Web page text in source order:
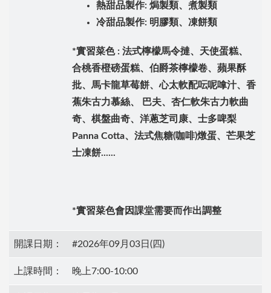
熱甜品製作: 焗製類、煮製類
冷甜品製作: 明膠類、凍餅類
*實習菜色 : 法式檸檬馬令撻、天使蛋糕、
合桃香橙磅蛋糕、伯爵茶檸檬卷、蘋果酥
批、馬卡龍草莓餅、心太軟配呍呢嗱汁、香
蕉朱古力慕絲、 巴夫、杏仁軟朱古力軟曲
奇、棋盤曲奇、洋蔥芝司康、士多啤梨
Panna Cotta、法式焦糖(咖啡)燉蛋、芒果芝
士凍餅......
*實習菜色會因課堂需要而作出調整
開課日期： #2026年09月03日(四)
上課時間： 晚上7:00-10:00